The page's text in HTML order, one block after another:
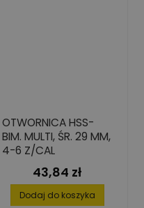
OTWORNICA HSS-
BIM. MULTI, ŚR. 29 MM,
4-6 Z/CAL
Cena
43,84 zł
Dodaj do koszyka